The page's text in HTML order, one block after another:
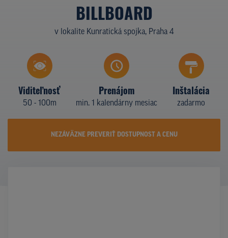
PLOCHY V AKCII
CENY
TYPY NOSIČOV
KTO SME
KONTAKTY
BILLBOARD
v lokalite Kunratická spojka, Praha 4
Viditeľnosť
50 - 100m
Prenájom
min. 1 kalendárny mesiac
Inštalácia
zadarmo
NEZÁVÄZNE PREVERIŤ DOSTUPNOST A CENU